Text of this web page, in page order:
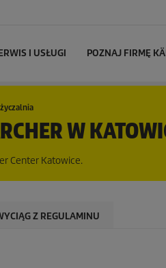
I USŁUGI POZNAJ FIRMĘ
W
Center Katowice.
Z REGULAMINU